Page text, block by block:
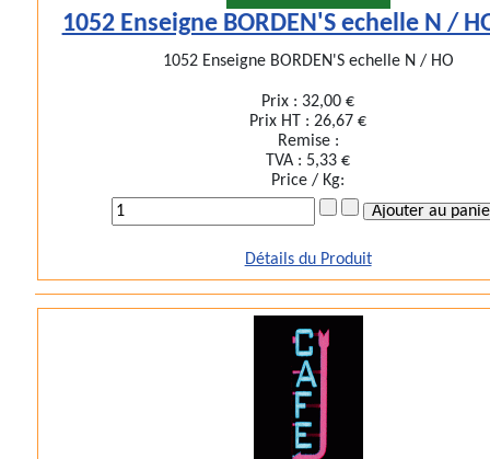
1052 Enseigne BORDEN'S echelle N /
1052 Enseigne BORDEN'S echelle N / HO
Prix : 32,00 €
Prix HT :26,67 €
Remise :
TVA : 5,33 €
Price / Kg:
Détails du Produit